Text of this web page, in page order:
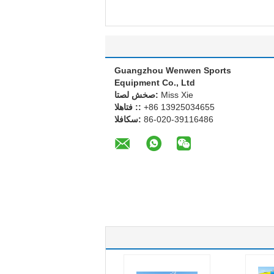
Guangzhou Wenwen Sports
Equipment Co., Ltd
اتصل شخص: Miss Xie
الهاتف :: +86 13925034655
الفاكس: 86-020-39116486